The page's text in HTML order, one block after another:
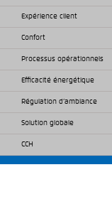
Expérience client
Confort
Processus opérationnels
Efficacité énergétique
Régulation d’ambiance
Solution globale
CCH